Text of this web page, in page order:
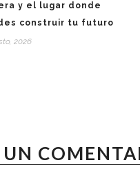
y el lugar donde
construir tu futuro
2026
UN